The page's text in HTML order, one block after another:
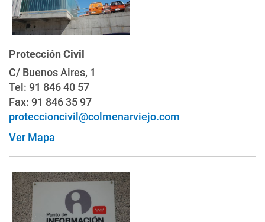
Protección Civil
C/ Buenos Aires, 1
Tel: 91 846 40 57
Fax: 91 846 35 97
proteccioncivil@colmenarviejo.com
Ver Mapa